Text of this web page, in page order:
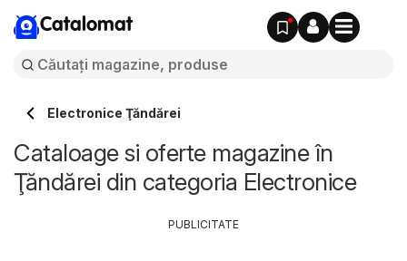
Catalomat
Electronice Ţăndărei
Cataloage si oferte magazine în
Ţăndărei din categoria Electronice
PUBLICITATE